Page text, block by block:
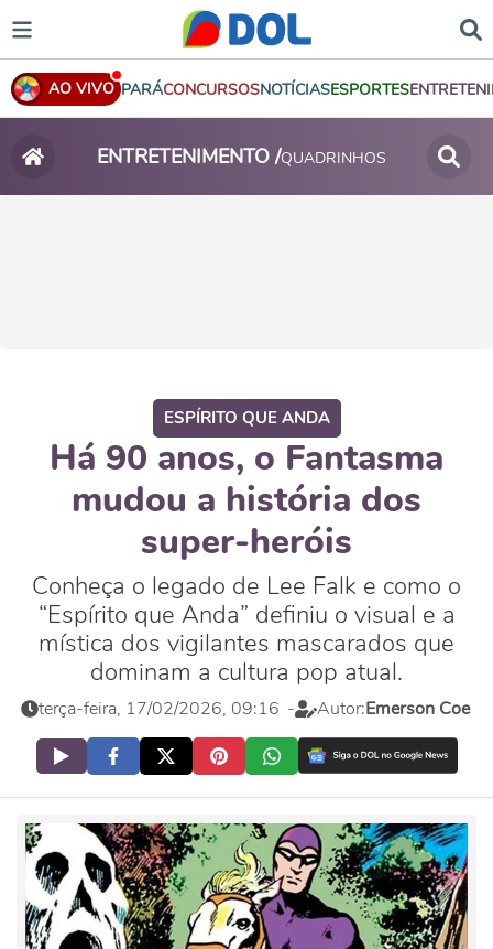
AO VIVO PARÁCONCURSOSNOTÍCIASESPORTES
ENTRETENIMENTO /QUADRINHOS
ESPÍRITO QUE ANDA
Há 90 anos, o Fantasma
mudou a história dos
super-heróis
Conheça o legado de Lee Falk e como o
“Espírito que Anda” definiu o visual e a
mística dos vigilantes mascarados que
dominam a cultura pop atual.
terça-feira, 17/02/2026, 09:16 - Autor:Emerson Coe